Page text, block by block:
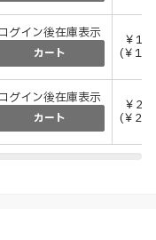
ログイン後在庫表示
カート
￥
(￥
ログイン後在庫表示
カート
￥
(￥